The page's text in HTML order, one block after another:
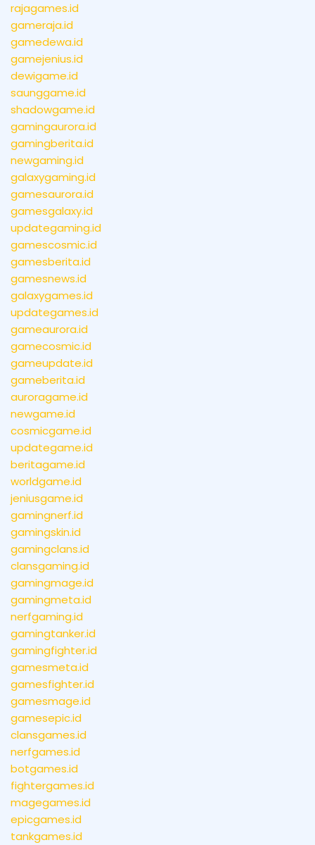
rajagames.id
gameraja.id
gamedewa.id
gamejenius.id
dewigame.id
saunggame.id
shadowgame.id
gamingaurora.id
gamingberita.id
newgaming.id
galaxygaming.id
gamesaurora.id
gamesgalaxy.id
updategaming.id
gamescosmic.id
gamesberita.id
gamesnews.id
galaxygames.id
updategames.id
gameaurora.id
gamecosmic.id
gameupdate.id
gameberita.id
auroragame.id
newgame.id
cosmicgame.id
updategame.id
beritagame.id
worldgame.id
jeniusgame.id
gamingnerf.id
gamingskin.id
gamingclans.id
clansgaming.id
gamingmage.id
gamingmeta.id
nerfgaming.id
gamingtanker.id
gamingfighter.id
gamesmeta.id
gamesfighter.id
gamesmage.id
gamesepic.id
clansgames.id
nerfgames.id
botgames.id
fightergames.id
magegames.id
epicgames.id
tankgames.id